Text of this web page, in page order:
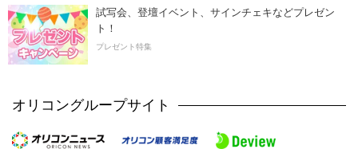
試写会、登壇イベント、サインチェキなどプレゼン
ト！
プレゼント特集
オリコングループサイト